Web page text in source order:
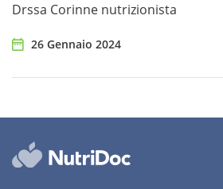
Drssa Corinne nutrizionista
26 Gennaio 2024